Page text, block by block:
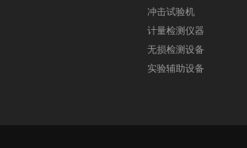
冲击试验机
计量检测仪器
无损检测设备
实验辅助设备